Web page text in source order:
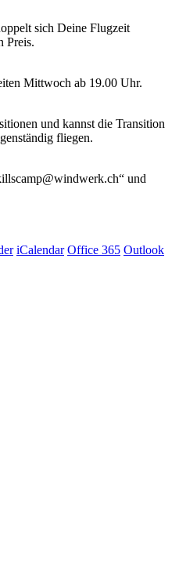
sich Deine Flugzeit
Preis.
Mittwoch ab 19.00 Uhr.
und kannst die Transition
fliegen.
und
iCalendar Office 365 Outlook